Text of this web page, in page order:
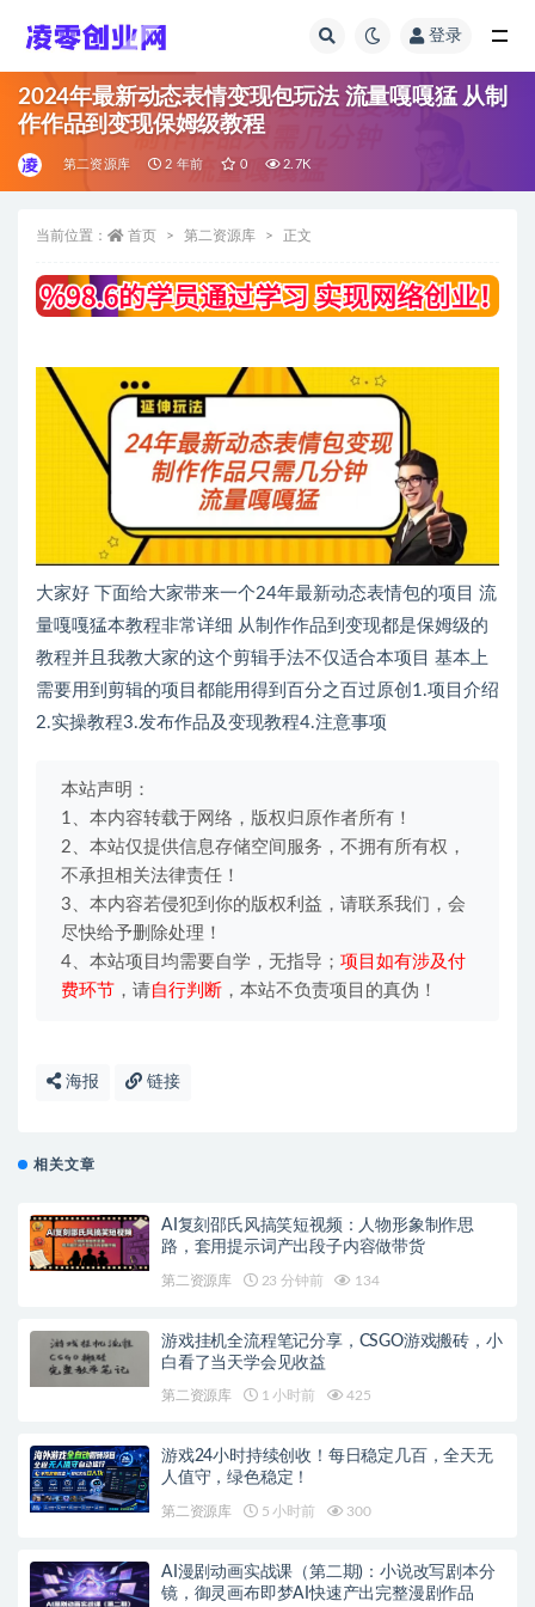
登录
2024年最新动态表情变现包玩法 流量嘎嘎猛 从制
作作品到变现保姆级教程
第二资源库 2 年前 0 2.7K
当前位置： 首页 第二资源库 正文
大家好 下面给大家带来一个24年最新动态表情包的项目 流
量嘎嘎猛本教程非常详细 从制作作品到变现都是保姆级的
教程并且我教大家的这个剪辑手法不仅适合本项目 基本上
需要用到剪辑的项目都能用得到百分之百过原创1.项目介绍
2.实操教程3.发布作品及变现教程4.注意事项
本站声明：
1、本内容转载于网络，版权归原作者所有！
2、本站仅提供信息存储空间服务，不拥有所有权，
不承担相关法律责任！
3、本内容若侵犯到你的版权利益，请联系我们，会
尽快给予删除处理！
4、本站项目均需要自学，无指导； 项目如有涉及付
费环节 ，请自行判断 ，本站不负责项目的真伪！
海报 链接
相关文章
AI复刻邵氏风搞笑短视频：人物形象制作思
路，套用提示词产出段子内容做带货
第二资源库 23 分钟前 134
游戏挂机全流程笔记分享，CSGO游戏搬砖，小
白看了当天学会见收益
第二资源库 1 小时前 425
游戏24小时持续创收！每日稳定几百，全天无
人值守，绿色稳定！
第二资源库 5 小时前 300
AI漫剧动画实战课（第二期)：小说改写剧本分
镜，御灵画布即梦AI快速产出完整漫剧作品